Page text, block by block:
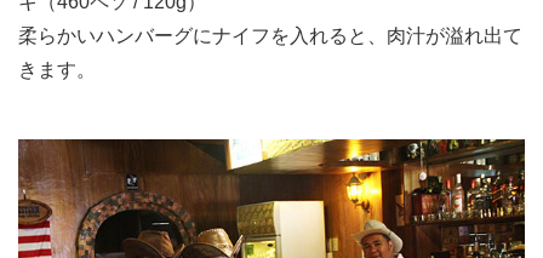
柔らかいハンバーグにナイフを入れると、肉汁が溢れ出て
きます。